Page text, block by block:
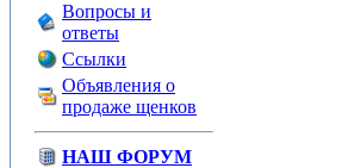
Вопросы и
ответы
Ссылки
Объявления о
продаже щенков
НАШ ФОРУМ